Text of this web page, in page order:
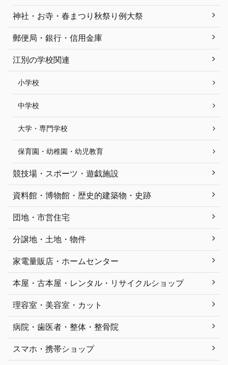
神社・お寺・春まつり秋祭り例大祭
郵便局・銀行・信用金庫
江別の学校関連
小学校
中学校
大学・専門学校
保育園・幼稚園・幼児教育
競技場・スポーツ・遊戯施設
資料館・博物館・歴史的建築物・史跡
団地・市営住宅
分譲地・土地・物件
家電量販店・ホームセンター
本屋・古本屋・レンタル・リサイクルショップ
理容室・美容室・カット
病院・歯医者・整体・整骨院
スマホ・携帯ショップ